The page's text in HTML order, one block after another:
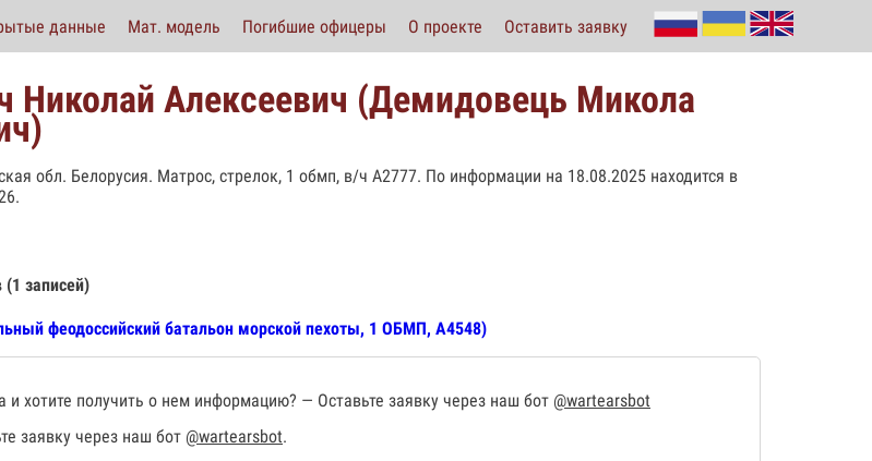
данные Мат. модель Погибшие офицеры О проекте Оставить заявку
Николай Алексеевич (Демидовець Микола
обл. Белорусия. Матрос, стрелок, 1 обмп, в/ч А2777. По информации на 18.08.2025 находится в
(1 записей)
феодоссийский батальон морской пехоты, 1 ОБМП, А4548)
и хотите получить о нем информацию? — Оставьте заявку через наш бот @wartearsbot
заявку через наш бот @wartearsbot.